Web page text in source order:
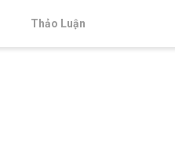
Thảo Luận